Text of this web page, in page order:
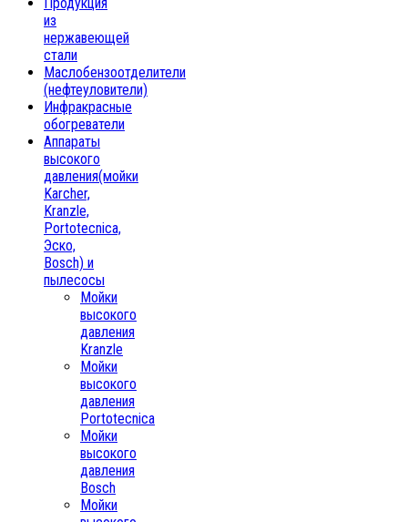
из
нержавеющей
стали
Маслобензоотделители
(нефтеуловители)
Инфракрасные
обогреватели
Аппараты
высокого
давления(мойки
Karcher,
Kranzle,
Portotecnica,
Эско,
Bosch) и
пылесосы
Мойки
высокого
давления
Kranzle
Мойки
высокого
давления
Portotecnica
Мойки
высокого
давления
Bosch
Мойки